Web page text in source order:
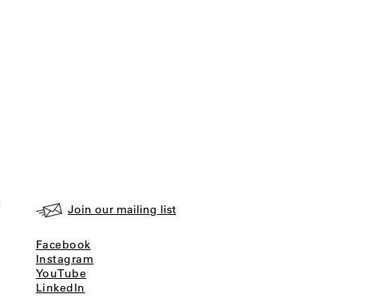
Join our mailing list
Facebook
Instagram
YouTube
LinkedIn